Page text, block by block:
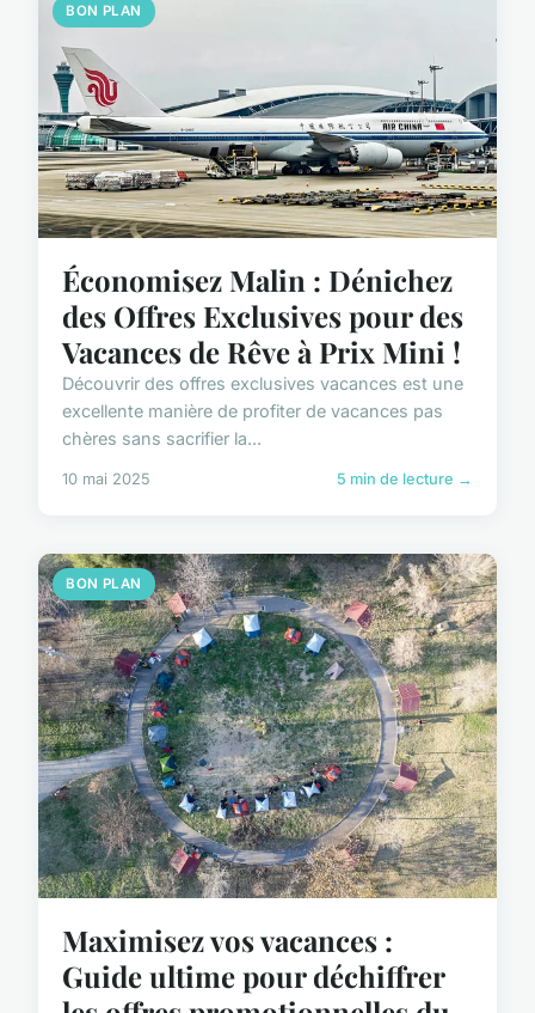
BON PLAN
Économisez Malin : Dénichez
des Offres Exclusives pour des
Vacances de Rêve à Prix Mini !
Découvrir des offres exclusives vacances est une
excellente manière de profiter de vacances pas
chères sans sacrifier la...
10 mai 2025 5 min de lecture →
BON PLAN
Maximisez vos vacances :
Guide ultime pour déchiffrer